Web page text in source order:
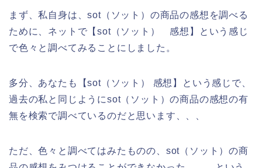
まず、私自身は、sot（ソット）の商品の感想を調べる
ために、ネットで【sot（ソット） 感想】という感じ
で色々と調べてみることにしました。
多分、あなたも【sot（ソット） 感想】という感じで、
過去の私と同じようにsot（ソット）の商品の感想の有
無を検索で調べているのだと思います、、、
ただ、色々と調べてはみたものの、sot（ソット）の商